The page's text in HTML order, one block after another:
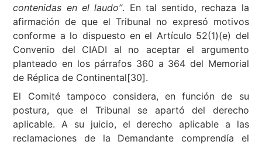
contenidas en el laudo”. En tal sentido, rechaza la
afirmación de que el Tribunal no expresó motivos
conforme a lo dispuesto en el Artículo 52(1)(e) del
Convenio del CIADI al no aceptar el argumento
planteado en los párrafos 360 a 364 del Memorial
de Réplica de Continental[30].
El Comité tampoco considera, en función de su
postura, que el Tribunal se apartó del derecho
aplicable. A su juicio, el derecho aplicable a las
reclamaciones de la Demandante comprendía el